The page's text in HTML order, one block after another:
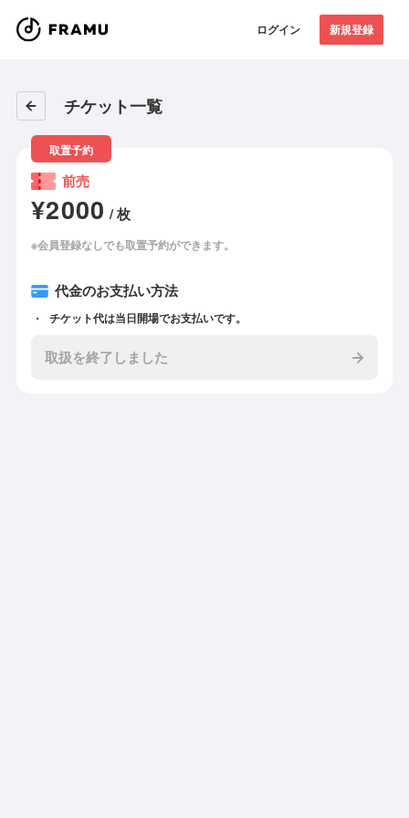
ログイン 新規登録
チケット一覧
取置予約
前売
¥2000 / 枚
※会員登録なしでも取置予約ができます。
代金のお支払い方法
チケット代は当日開場でお支払いです。
取扱を終了しました